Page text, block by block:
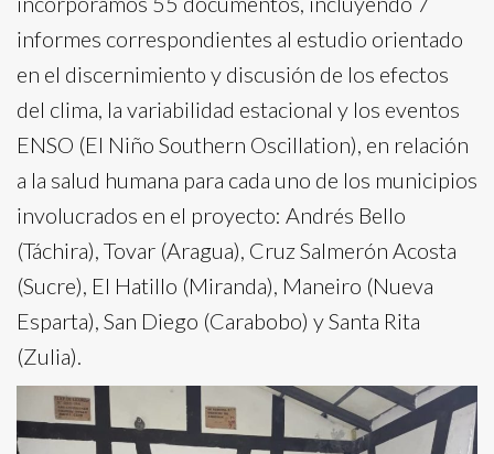
informes correspondientes al estudio orientado
en el discernimiento y discusión de los efectos
del clima, la variabilidad estacional y los eventos
ENSO (El Niño Southern Oscillation), en relación
a la salud humana para cada uno de los municipios
involucrados en el proyecto: Andrés Bello
(Táchira), Tovar (Aragua), Cruz Salmerón Acosta
(Sucre), El Hatillo (Miranda), Maneiro (Nueva
Esparta), San Diego (Carabobo) y Santa Rita
(Zulia).